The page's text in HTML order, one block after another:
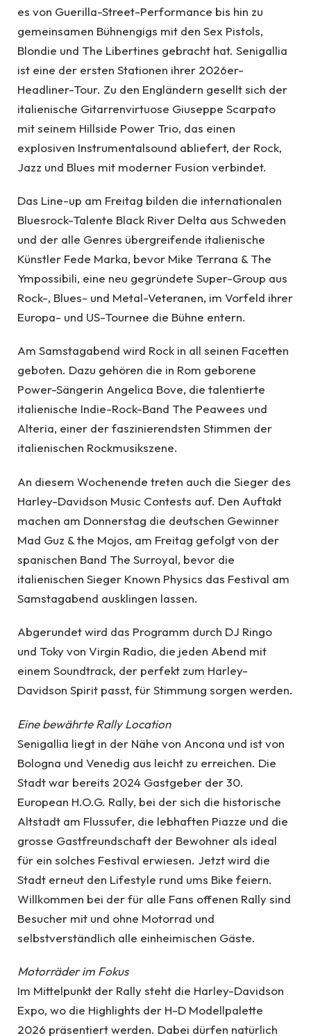
es von Guerilla-Street-Performance bis hin zu
gemeinsamen Bühnengigs mit den Sex Pistols,
Blondie und The Libertines gebracht hat. Senigallia
ist eine der ersten Stationen ihrer 2026er-
Headliner-Tour. Zu den Engländern gesellt sich der
italienische Gitarrenvirtuose Giuseppe Scarpato
mit seinem Hillside Power Trio, das einen
explosiven Instrumentalsound abliefert, der Rock,
Jazz und Blues mit moderner Fusion verbindet.
Das Line-up am Freitag bilden die internationalen
Bluesrock-Talente Black River Delta aus Schweden
und der alle Genres übergreifende italienische
Künstler Fede Marka, bevor Mike Terrana & The
Ympossibili, eine neu gegründete Super-Group aus
Rock-, Blues- und Metal-Veteranen, im Vorfeld ihrer
Europa- und US-Tournee die Bühne entern.
Am Samstagabend wird Rock in all seinen Facetten
geboten. Dazu gehören die in Rom geborene
Power-Sängerin Angelica Bove, die talentierte
italienische Indie-Rock-Band The Peawees und
Alteria, einer der faszinierendsten Stimmen der
italienischen Rockmusikszene.
An diesem Wochenende treten auch die Sieger des
Harley-Davidson Music Contests auf. Den Auftakt
machen am Donnerstag die deutschen Gewinner
Mad Guz & the Mojos, am Freitag gefolgt von der
spanischen Band The Surroyal, bevor die
italienischen Sieger Known Physics das Festival am
Samstagabend ausklingen lassen.
Abgerundet wird das Programm durch DJ Ringo
und Toky von Virgin Radio, die jeden Abend mit
einem Soundtrack, der perfekt zum Harley-
Davidson Spirit passt, für Stimmung sorgen werden.
Eine bewährte Rally Location
Senigallia liegt in der Nähe von Ancona und ist von
Bologna und Venedig aus leicht zu erreichen. Die
Stadt war bereits 2024 Gastgeber der 30.
European H.O.G. Rally, bei der sich die historische
Altstadt am Flussufer, die lebhaften Piazze und die
grosse Gastfreundschaft der Bewohner als ideal
für ein solches Festival erwiesen. Jetzt wird die
Stadt erneut den Lifestyle rund ums Bike feiern.
Willkommen bei der für alle Fans offenen Rally sind
Besucher mit und ohne Motorrad und
selbstverständlich alle einheimischen Gäste.
Motorräder im Fokus
Im Mittelpunkt der Rally steht die Harley-Davidson
Expo, wo die Highlights der H-D Modellpalette
2026 präsentiert werden. Dabei dürfen natürlich